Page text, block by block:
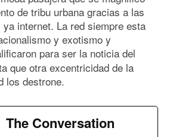
de tribu urbana gracias a las
internet. La red siempre esta
y exotismo y
para ser la noticia del
que otra excentricidad de la
los destrone.
The Conversation